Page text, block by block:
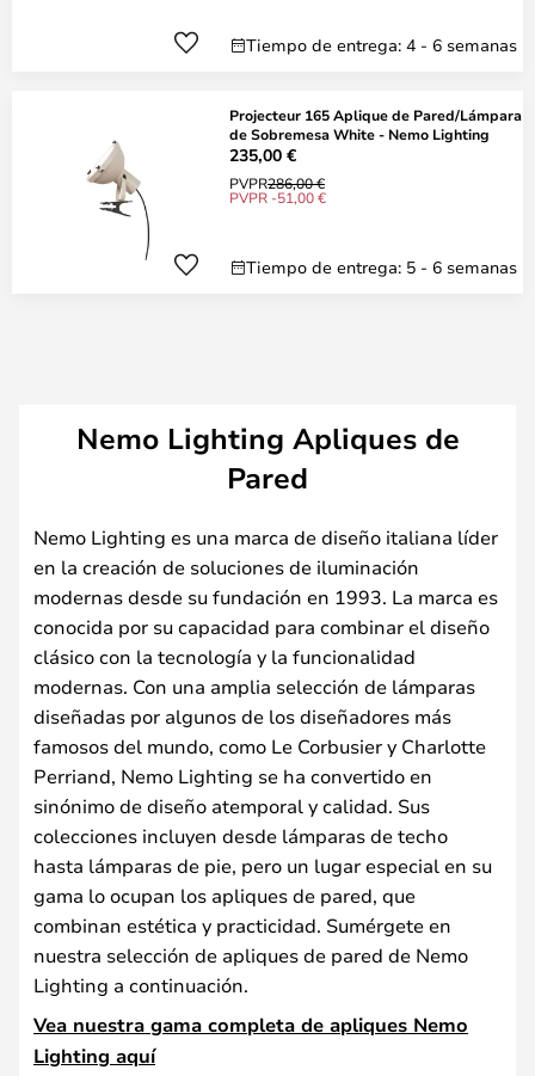
Tiempo de entrega: 4 - 6 semanas
Projecteur 165 Aplique de Pared/Lámpara
de Sobremesa White - Nemo Lighting
235,00 €
PVPR286,00 €
PVPR -51,00 €
Tiempo de entrega: 5 - 6 semanas
Nemo Lighting Apliques de
Pared
Nemo Lighting es una marca de diseño italiana líder
en la creación de soluciones de iluminación
modernas desde su fundación en 1993. La marca es
conocida por su capacidad para combinar el diseño
clásico con la tecnología y la funcionalidad
modernas. Con una amplia selección de lámparas
diseñadas por algunos de los diseñadores más
famosos del mundo, como Le Corbusier y Charlotte
Perriand, Nemo Lighting se ha convertido en
sinónimo de diseño atemporal y calidad. Sus
colecciones incluyen desde lámparas de techo
hasta lámparas de pie, pero un lugar especial en su
gama lo ocupan los apliques de pared, que
combinan estética y practicidad. Sumérgete en
nuestra selección de apliques de pared de Nemo
Lighting a continuación.
Vea nuestra gama completa de apliques Nemo
Lighting aquí